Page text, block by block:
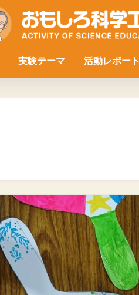
実験テーマ 活動レポート